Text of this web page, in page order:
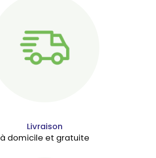
Livraison
à domicile et gratuite